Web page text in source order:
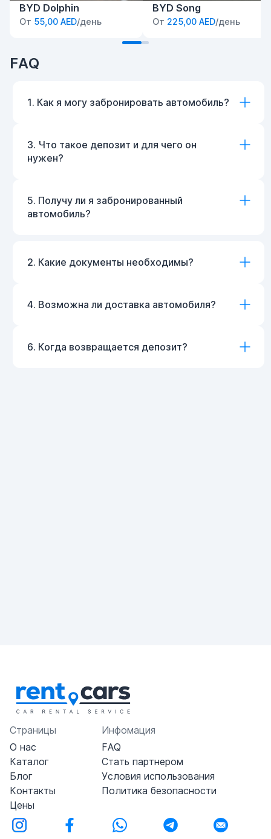
BYD Dolphin
От 55,00 AED/день
BYD Song
От 225,00 AED/день
FAQ
1. Как я могу забронировать автомобиль?
3. Что такое депозит и для чего он
нужен?
5. Получу ли я забронированный
автомобиль?
2. Какие документы необходимы?
4. Возможна ли доставка автомобиля?
6. Когда возвращается депозит?
Страницы
О нас
Каталог
Блог
Контакты
Цены
Инфомация
FAQ
Стать партнером
Условия использования
Политика безопасности